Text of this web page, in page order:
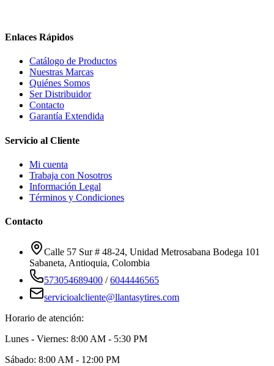
Enlaces Rápidos
Catálogo de Productos
Nuestras Marcas
Quiénes Somos
Ser Distribuidor
Contacto
Garantía Extendida
Servicio al Cliente
Mi cuenta
Trabaja con Nosotros
Información Legal
Términos y Condiciones
Contacto
Calle 57 Sur # 48-24, Unidad Metrosabana Bodega 101
Sabaneta, Antioquia, Colombia
573054689400 /6044446565
servicioalcliente@llantasytires.com
Horario de atención:
Lunes - Viernes: 8:00 AM - 5:30 PM
Sábado: 8:00 AM - 12:00 PM